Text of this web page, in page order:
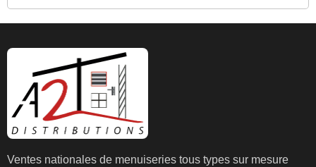
Ventes nationales de menuiseries tous types sur mesure